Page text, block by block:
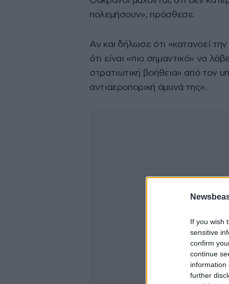
If you wish
sensitive
confirm
continue
information
further
πολεμήσουν», πρόσθεσε.
Αν και δήλωσε ότι «κατανοεί
ότι είναι «πιο σημαντικό» να
στρατιωτική βοήθεια» από τον
αντιαεροπορική άμυνά της».